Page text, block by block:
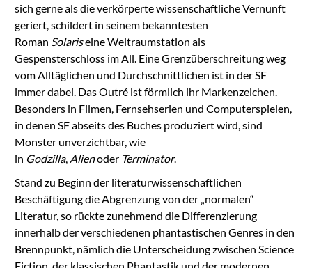
sich gerne als die verkörperte wissenschaftliche Vernunft
geriert, schildert in seinem bekanntesten
Roman Solariseine Weltraumstation als
Gespensterschloss im All. Eine Grenzüberschreitung weg
vom Alltäglichen und Durchschnittlichen ist in der SF
immer dabei. Das Outré ist förmlich ihr Markenzeichen.
Besonders in Filmen, Fernsehserien und Computerspielen,
in denen SF abseits des Buches produziert wird, sind
Monster unverzichtbar, wie
in Godzilla, AlienoderTerminator.
Stand zu Beginn der literaturwissenschaftlichen
Beschäftigung die Abgrenzung von der „normalen“
Literatur, so rückte zunehmend die Differenzierung
innerhalb der verschiedenen phantastischen Genres in den
Brennpunkt, nämlich die Unterscheidung zwischen Science